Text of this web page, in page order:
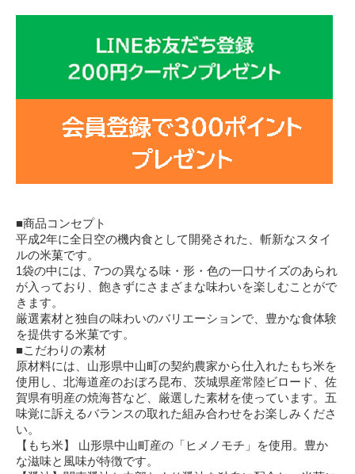
■商品コンセプト
平成2年に全日空の機内食として開発された、斬新なスタイ
ルの米菓です。
1袋の中には、7つの異なる味・形・色の一口サイズのあられ
が入っており、飽きずにさまざまな味わいを楽しむことがで
きます。
厳選素材と独自の味わいのバリエーションで、豊かな食体験
を提供する米菓です。
■こだわりの素材
原材料には、山形県中山町の契約農家から仕入れたもち米を
使用し、北海道産のおぼろ昆布、茨城県産常陸ビロード、佐
賀県有明産の焼海苔など、厳選した素材を使っています。五
味覚に訴えるバランスの取れた組み合わせをお楽しみくださ
い。
【もち米】 山形県中山町産の「ヒメノモチ」を使用。豊か
な滋味と風味が特徴です。